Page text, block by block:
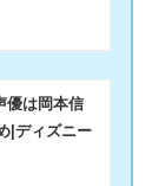
優は岡本信
|ディズニー